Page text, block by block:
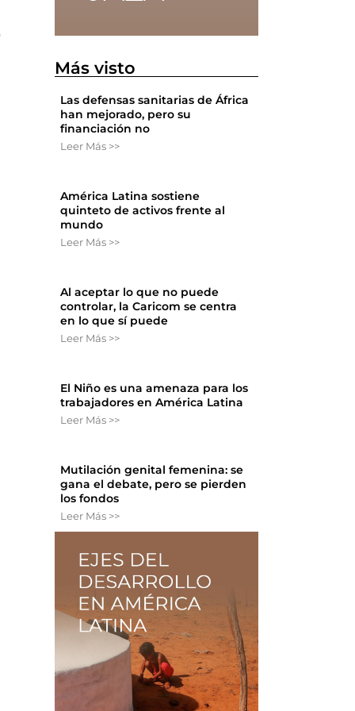
Más visto
Las defensas sanitarias de África
han mejorado, pero su
financiación no
Leer Más >>
América Latina sostiene
quinteto de activos frente al
mundo
Leer Más >>
Al aceptar lo que no puede
controlar, la Caricom se centra
en lo que sí puede
Leer Más >>
El Niño es una amenaza para los
trabajadores en América Latina
Leer Más >>
Mutilación genital femenina: se
gana el debate, pero se pierden
los fondos
Leer Más >>